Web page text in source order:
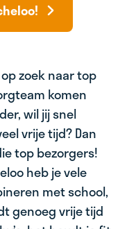
zoek naar top
komen
wil jij snel
vrije tijd? Dan
top bezorgers!
heb je vele
met school,
genoeg vrije tijd